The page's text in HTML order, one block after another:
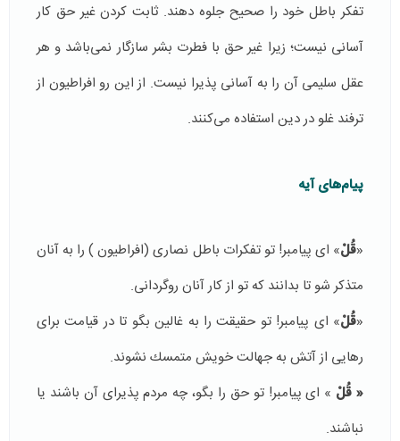
تفكر باطل خود را صحیح جلوه دهند. ثابت كردن غیر حق كار
آسانی نیست؛ زیرا غیر حق با فطرت بشر سازگار نمی‌باشد و هر
عقل سلیمی آن را به آسانی پذیرا نیست. از این رو افراطیون از
ترفند غلو در دین استفاده می‌كنند.
پیام‌های آیه
«قُلْ» ای پیامبر! تو تفكرات باطل نصاری (افراطیون ) را به آنان
متذكر شو تا بدانند كه تو از كار آنان روگردانی.
«قُلْ» ای پیامبر! تو حقیقت را به غالین بگو تا در قیامت برای
رهایی از آتش به جهالت خویش متمسك نشوند.
« قُلْ » ای پیامبر! تو حق را بگو، چه مردم پذیرای آن باشند یا
نباشند.